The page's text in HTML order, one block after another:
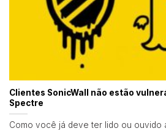
Clientes SonicWall não estão
Spectre
Como você já deve ter lido ou ouvido